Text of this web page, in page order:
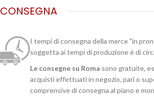
CONSEGNA
I tempi di consegna della merce "in
soggetta ai tempi di produzione è di
Le consegne su Roma sono gratuite,
acquisti effettuati in negozio, pari o
comprensive di consegna al piano e